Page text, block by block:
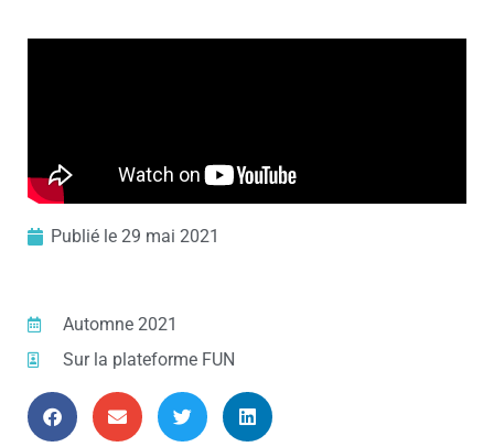
Publié le 29 mai 2021
Automne 2021
Sur la plateforme FUN